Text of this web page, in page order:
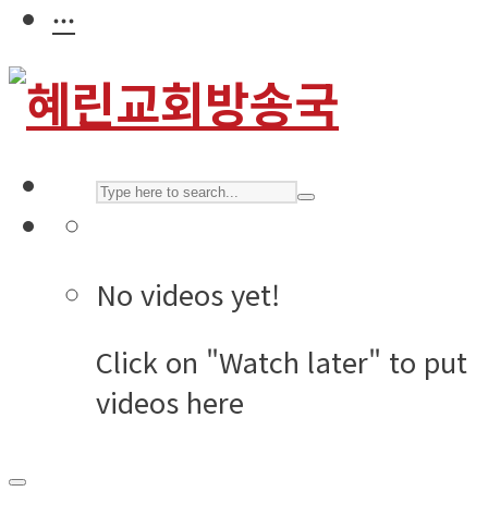
···
No videos yet!
Click on "Watch later" to put
videos here